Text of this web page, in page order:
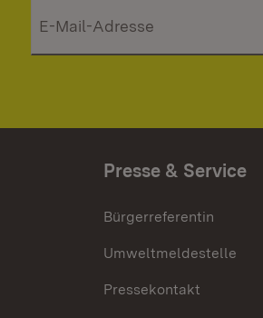
Presse & Service
Bürgerreferentin
Umweltmeldestelle
Pressekontakt